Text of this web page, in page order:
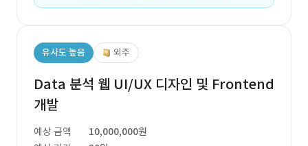
유사도 높음 외주
Data 분석 웹 UI/UX 디자인 및 Frontend
개발
예상 금액
10,000,000원